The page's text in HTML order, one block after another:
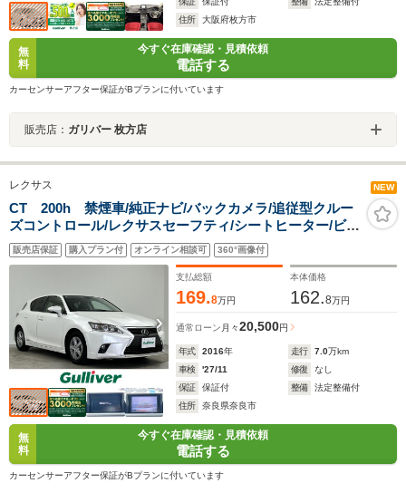
住所
大阪府枚方市
無
料
今すぐ在庫確認・見積依頼
電話する
カーセンサーアフター保証がBプランに付いています
販売店： ガリバー 枚方店
レクサス NEW
CT 200h 禁煙車/純正ナビ/バックカメラ/追従型クルー
ズコントロール/レクサスセーフティ/シートヒーター/ビル
トインETC/クリアランスソナー/オートライト/オートハイ
ビーム/パドルシフト/スペアキー
販売店保証 購入プラン付 オンライン相談可 360°画像付
支払総額
169.8万円
本体価格
162.8万円
通常ローン 月々20,500円
年式 2016年 走行 7.0万km
車検
'27/11 修復
なし
保証
保証付 整備
法定整備付
住所
奈良県奈良市
無
料
今すぐ在庫確認・見積依頼
電話する
カーセンサーアフター保証がBプランに付いています